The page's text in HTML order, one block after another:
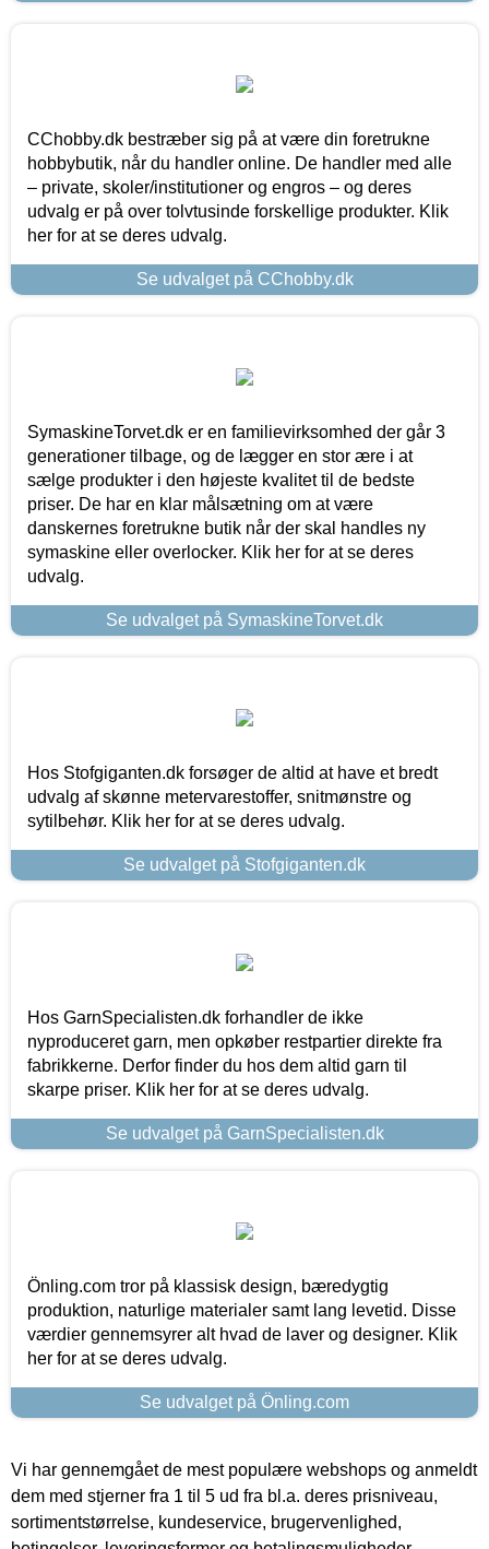
CChobby.dk bestræber sig på at være din foretrukne
hobbybutik, når du handler online. De handler med alle
– private, skoler/institutioner og engros – og deres
udvalg er på over tolvtusinde forskellige produkter. Klik
her for at se deres udvalg.
Se udvalget på CChobby.dk
SymaskineTorvet.dk er en familievirksomhed der går 3
generationer tilbage, og de lægger en stor ære i at
sælge produkter i den højeste kvalitet til de bedste
priser. De har en klar målsætning om at være
danskernes foretrukne butik når der skal handles ny
symaskine eller overlocker. Klik her for at se deres
udvalg.
Se udvalget på SymaskineTorvet.dk
Hos Stofgiganten.dk forsøger de altid at have et bredt
udvalg af skønne metervarestoffer, snitmønstre og
sytilbehør. Klik her for at se deres udvalg.
Se udvalget på Stofgiganten.dk
Hos GarnSpecialisten.dk forhandler de ikke
nyproduceret garn, men opkøber restpartier direkte fra
fabrikkerne. Derfor finder du hos dem altid garn til
skarpe priser. Klik her for at se deres udvalg.
Se udvalget på GarnSpecialisten.dk
Önling.com tror på klassisk design, bæredygtig
produktion, naturlige materialer samt lang levetid. Disse
værdier gennemsyrer alt hvad de laver og designer. Klik
her for at se deres udvalg.
Se udvalget på Önling.com
Vi har gennemgået de mest populære webshops og anmeldt
dem med stjerner fra 1 til 5 ud fra bl.a. deres prisniveau,
sortimentstørrelse, kundeservice, brugervenlighed,